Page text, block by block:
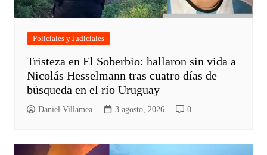
Policiales y Judiciales
Tristeza en El Soberbio: hallaron sin vida a
Nicolás Hesselmann tras cuatro días de
búsqueda en el río Uruguay
Daniel Villamea 3 agosto, 2026 0